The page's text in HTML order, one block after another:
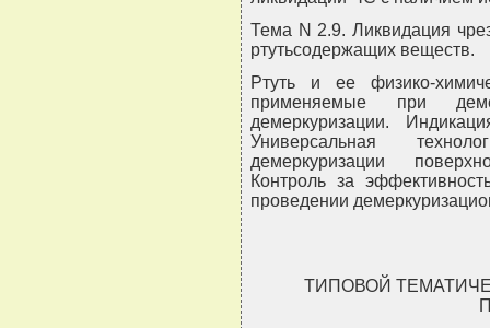
Тема N 2.9. Ликвидация
ртутьсодержащих веществ.
Ртуть и ее физико-
применяемые при
демеркуризации.
Универсальная
демеркуризации
Контроль за
проведении
ТИПОВОЙ